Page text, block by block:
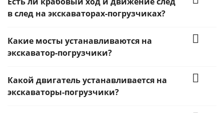
в след на экскаваторах-погрузчиках?
Какие мосты устанавливаются на
экскаватор-погрузчики?
Какой двигатель устанавливается на
экскаваторы-погрузчики?